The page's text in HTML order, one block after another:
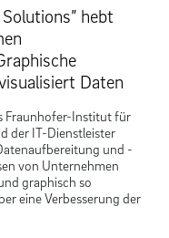
hebt
Daten
Fraunhofer-Institut für
der IT-Dienstleister
und -
von Unternehmen
graphisch so
eine Verbesserung der